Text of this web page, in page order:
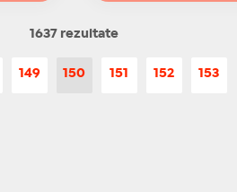
1637 rezultate
149 150 151 152 153